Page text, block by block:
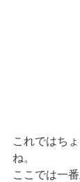
これではち
ね。
ここでは一